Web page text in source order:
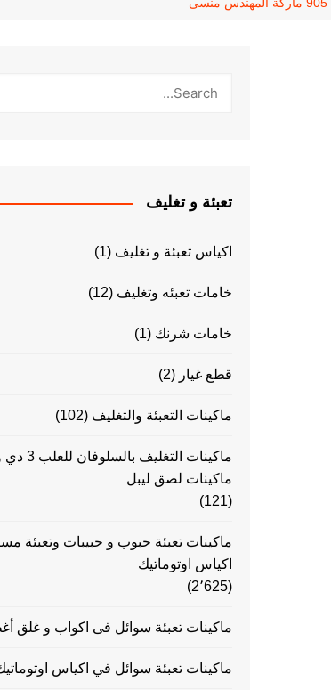
تعبئة و تغليف
اكياس تعبئة و تغليف (1)
خامات تعبئه وتغليف (12)
خامات شرنك (1)
قطع غيار (2)
ماكينات التعبئة والتغليف (102)
ماكينات التغليف بالسلوفان
ماكينات لصق ليبل
(121)
ماكينات تعبئة حبوب و حبيبات وتعبئة
اكياس اوتوماتيك
(2٬625)
ماكينات تعبئة سوائل فى اكواب و غلق
ماكينات تعبئة سوائل في اكياس